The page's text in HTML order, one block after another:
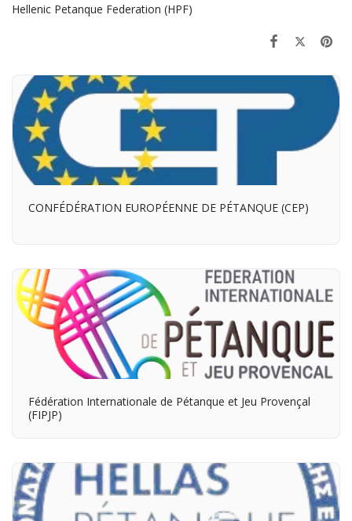
Hellenic Petanque Federation (HPF)
CONFÉDÉRATION EUROPÉENNE DE PÉTANQUE (CEP)
Fédération Internationale de Pétanque et Jeu Provençal
(FIPJP)